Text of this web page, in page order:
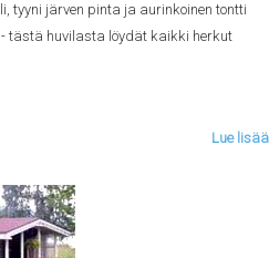
tyyni järven pinta ja aurinkoinen tontti
tästä huvilasta löydät kaikki herkut
Lue lisää